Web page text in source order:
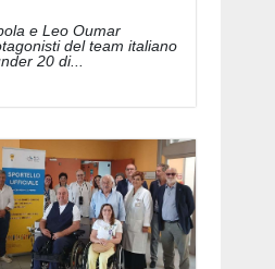
e Leo Oumar
del team italiano
20 di...